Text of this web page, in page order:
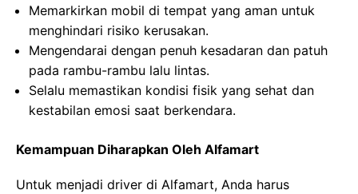
Memarkirkan mobil di tempat yang aman untuk
menghindari risiko kerusakan.
Mengendarai dengan penuh kesadaran dan patuh
pada rambu-rambu lalu lintas.
Selalu memastikan kondisi fisik yang sehat dan
kestabilan emosi saat berkendara.
Kemampuan Diharapkan Oleh Alfamart
Untuk menjadi driver di Alfamart, Anda harus